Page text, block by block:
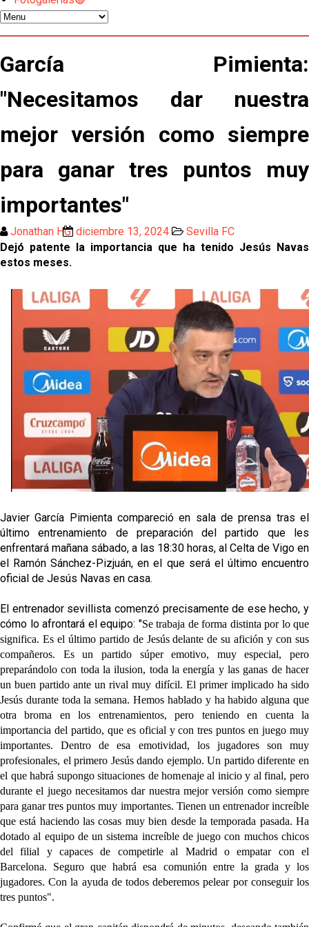
El Sevilla FC empieza a inscribir a los nuevos
fichajes
Opinión | "Carta abierta a Alberto Flores" por Rafa
García
Análisis I Quién es y cómo juega Fran González
Endrick y Marc Bernal protagonizan las ofertas más
El Sevilla Juvenil A última detalles en Canarias para
su debut en la Cantalejo Province Cup
La cita ante el Espanyol a domicilio ya tiene horario
grandes ligas
Alberto Flores, muy cerca de convertirse en nuevo
jugador del Granada CF
El Granada negocia con el Sevilla FC por Alberto
Flores
El Sevilla continúa con despidos y rechaza una
oferta de 420 millones por el club
El Sevilla mueve ficha por Robbie Ure: la opción 'A'
para el ataque nervionense
García Pimienta:
"Necesitamos dar nuestra
mejor versión como siempre
para ganar tres puntos muy
importantes"
Jonathan HG diciembre 13, 2024
Sevilla FC
Dejó patente la importancia que ha tenido Jesús Navas
estos meses.
Javier García Pimienta compareció en sala de prensa tras el
último entrenamiento de preparación del partido que les
enfrentará mañana sábado, a las 18:30 horas, al Celta de Vigo en
el Ramón Sánchez-Pizjuán, en el que será el último encuentro
oficial de Jesús Navas en casa.
El entrenador sevillista comenzó precisamente de ese hecho, y
cómo lo afrontará el equipo: "Se trabaja de forma distinta por lo que
significa. Es el último partido de Jesús delante de su afición y con sus
compañeros. Es un partido súper emotivo, muy especial, pero
preparándolo con toda la ilusion, toda la energía y las ganas de hacer
un buen partido ante un rival muy difícil. El primer implicado ha sido
Jesús durante toda la semana. Hemos hablado y ha habido alguna que
otra broma en los entrenamientos, pero teniendo en cuenta la
importancia del partido, que es oficial y con tres puntos en juego muy
importantes. Dentro de esa emotividad, los jugadores son muy
profesionales, el primero Jesús dando ejemplo.Un partido diferente en
el que habrá supongo situaciones de homenaje al inicio y al final, pero
durante el juego necesitamos dar nuestra mejor versión como siempre
para ganar tres puntos muy importantes. Tienen un entrenador increíble
que está haciendo las cosas muy bien desde la temporada pasada. Ha
dotado al equipo de un sistema increíble de juego con muchos chicos
del filial y capaces de competirle al Madrid o empatar con el
Barcelona. Seguro que habrá esa comunión entre la grada y los
jugadores.Con la ayuda de todos deberemos pelear por conseguir los
tres puntos".